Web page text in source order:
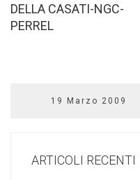
DELLA CASATI-NGC-
PERREL
19 Marzo 2009
ARTICOLI RECENTI